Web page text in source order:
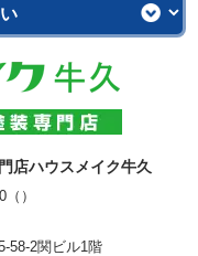
店ハウスメイク牛久
）
58-2関ビル1階